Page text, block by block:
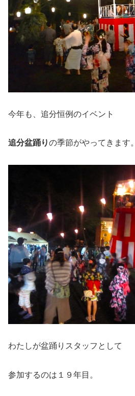
今年も、追分恒例のイベント
追分盆踊りの季節がやってきます。
わたしが盆踊りスタッフとして
参加するのは１９年目。